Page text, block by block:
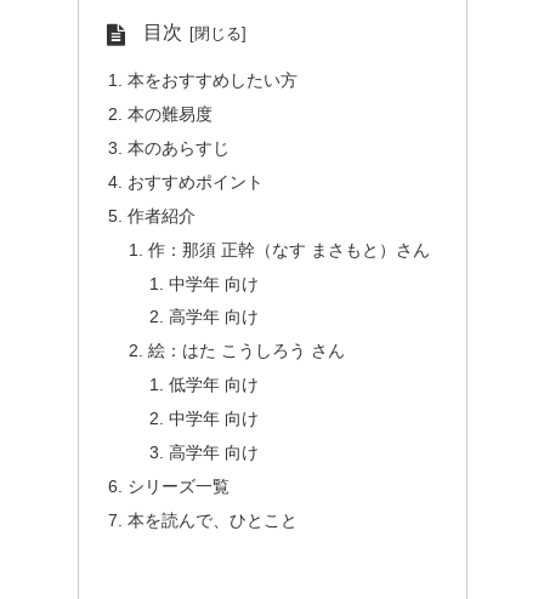
目次
本をおすすめしたい方
本の難易度
本のあらすじ
おすすめポイント
作者紹介
作：那須 正幹（なす まさもと）さん
中学年 向け
高学年 向け
絵：はた こうしろう さん
低学年 向け
中学年 向け
高学年 向け
シリーズ一覧
本を読んで、ひとこと